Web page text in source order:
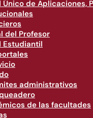
de Aplicaciones,
del Profesor
Estudiantil
administrativos
de las facultades